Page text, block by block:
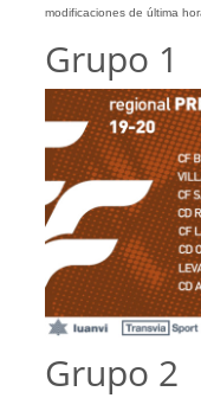
modificaciones de última
Grupo 1
Grupo 2